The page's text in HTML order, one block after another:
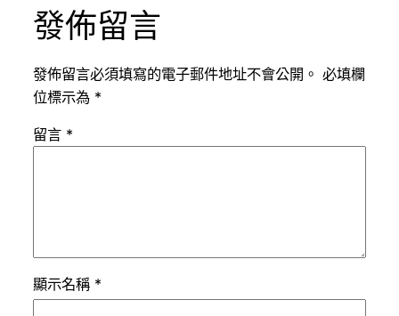
發佈留言
發佈留言必須填寫的電子郵件地址不會公開。 必填欄
位標示為 *
留言 *
顯示名稱 *